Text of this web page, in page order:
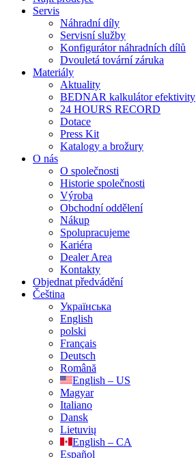
Servis
Náhradní díly
Servisní služby
Konfigurátor náhradních dílů
Dvouletá tovární záruka
Materiály
Aktuality
BEDNAR kalkulátor efektivity
24 HOURS RECORD
Dotace
Press Kit
Katalogy a brožury
O nás
O společnosti
Historie společnosti
Výroba
Obchodní oddělení
Nákup
Spolupracujeme
Kariéra
Dealer Area
Kontakty
Objednat předvádění
Čeština
Українська
English
polski
Français
Deutsch
Română
English – US
Magyar
Italiano
Dansk
Lietuvių
English – CA
Español